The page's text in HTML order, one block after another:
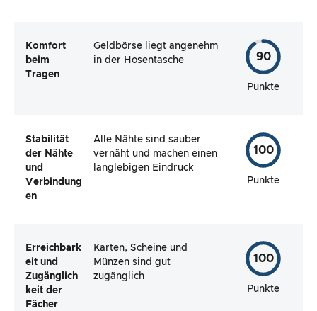
Komfort
beim
Tragen
Geldbörse liegt angenehm
in der Hosentasche
90
Punkte
Stabilität
der Nähte
und
Verbindung
en
Alle Nähte sind sauber
vernäht und machen einen
langlebigen Eindruck
100
Punkte
Erreichbark
eit und
Zugänglich
keit der
Fächer
Karten, Scheine und
Münzen sind gut
zugänglich
100
Punkte